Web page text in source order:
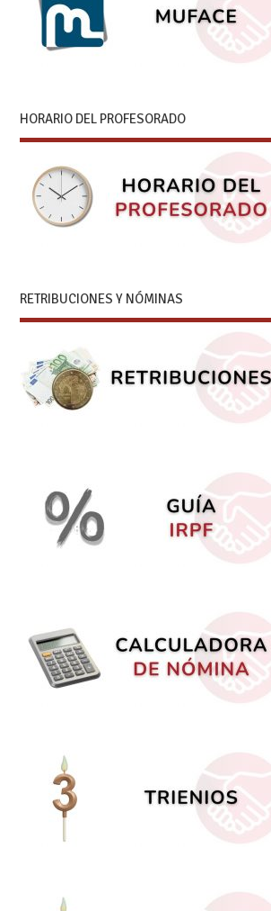
HORARIO DEL PROFESORADO
RETRIBUCIONES Y NÓMINAS